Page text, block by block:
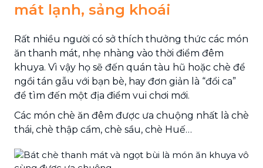
mát lạnh, sảng khoái
Rất nhiều người có sở thích thưởng thức các món
ăn thanh mát, nhẹ nhàng vào thời điểm đêm
khuya. Vì vậy họ sẽ đến quán tàu hũ hoặc chè để
ngồi tán gẫu với bạn bè, hay đơn giản là “đổi ca”
để tìm đến một địa điểm vui chơi mới.
Các món chè ăn đêm được ưa chuộng nhất là chè
thái, chè thập cẩm, chè sầu, chè Huế…